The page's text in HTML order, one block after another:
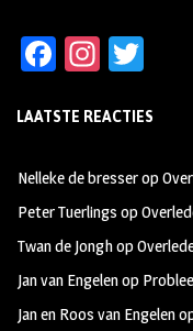
Fa
b
oo
k
In
ag
m
tt
LAATSTE REACTIES
Nelleke de bresserop
Peter Tuerlings op
Twan de Jonghop
Jan van Engelenop
Jan en Roos van Engelen